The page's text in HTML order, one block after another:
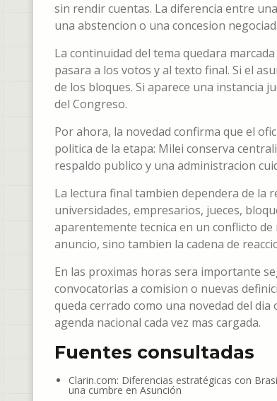
sin rendir cuentas. La diferencia entre
una abstencion o una concesion
La continuidad del tema quedara
pasara a los votos y al texto final. Si el
de los bloques. Si aparece una instancia
del Congreso.
Por ahora, la novedad confirma que el
politica de la etapa: Milei conserva
respaldo publico y una administracion
La lectura final tambien dependera de la
universidades, empresarios, jueces,
aparentemente tecnica en un conflicto
anuncio, sino tambien la cadena de
En las proximas horas sera importante
convocatorias a comision o nuevas
queda cerrado como una novedad del
agenda nacional cada vez mas cargada.
Fuentes consultadas
Clarin.com: Diferencias estratégicas con
una cumbre en Asunción